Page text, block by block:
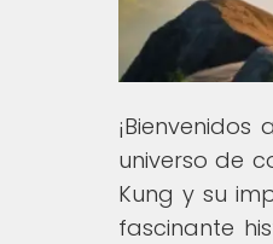
¡Bienvenidos a
universo de
Kung y su
fascinante